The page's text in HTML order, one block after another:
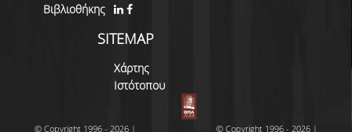
Βιβλιοθήκης
SITEMAP
Χάρτης
Ιστότοπου
© Copyright 1996 - 2026 | © Copyright 1996 - 2026 |